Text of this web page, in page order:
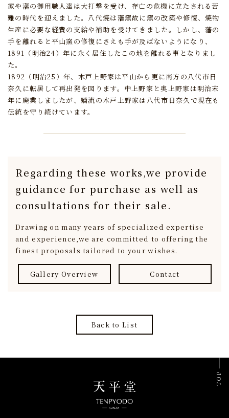
家や藩の御用職人達は大打撃を受け、 存亡の危機に立たされる苦
難の時代を迎えました。 八代焼は藩窯故に窯の改築や修復、焼物
生産に必要な経費の支給や補助を受けてきました。
しかし、藩の
手を離れると平山窯の修復にさえも手が及ばないようになり、
1891（明治24）年に永く居住したこの地を離れる事となりまし
た。
1892（明治25）年、木戸上野家は平山から更に南方の八代市日
奈久に転居して再出発を図ります。 中上野家と奥上野家は明治末
年に廃業しましたが、 嫡流の木戸上野家は八代市日奈久で現在も
伝統を守り続けています。
Regarding these works,we provide
guidance for purchase as well as
consultations for their sale.
Drawing on many years of specialized expertise
and experience, we are committed to offering the
finest proposals tailored to your wishes.
Gallery Overview Contact
Back to List
TOP